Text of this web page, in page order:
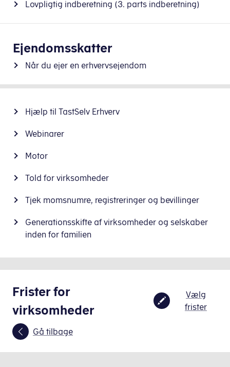
Lovpligtig indberetning (3. parts indberetning)
Ejendomsskatter
Når du ejer en erhvervsejendom
Hjælp til TastSelv Erhverv
Webinarer
Motor
Told for virksomheder
Tjek momsnumre, registreringer og bevillinger
Generationsskifte af virksomheder og selskaber
inden for familien
Frister for
virksomheder
Vælg
frister
Gå tilbage